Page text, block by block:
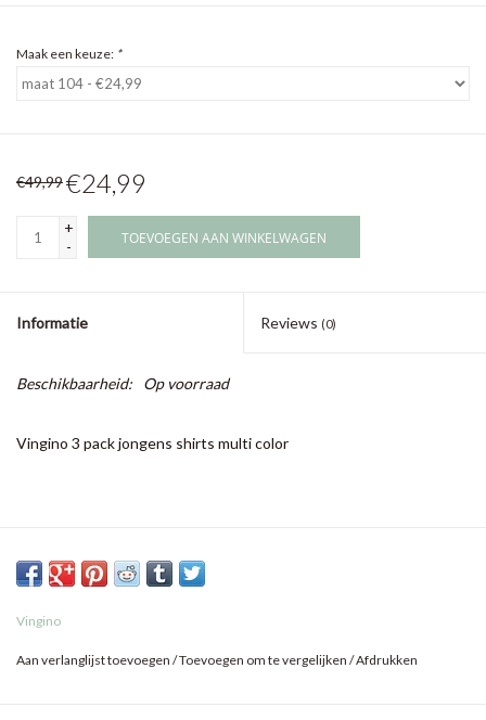
Maak een keuze: *
€49,99€24,99
+
-
TOEVOEGEN AAN WINKELWAGEN
Informatie Reviews (0)
Beschikbaarheid: Op voorraad
Vingino 3 pack jongens shirts multi color
Vingino
Aan verlanglijst toevoegen /Toevoegen om te vergelijken /Afdrukken